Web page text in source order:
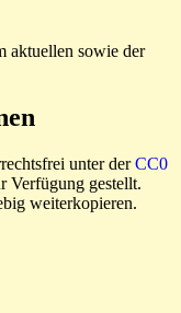
aktuellen sowie der
unter derCC0
Verfügung gestellt.
weiterkopieren.